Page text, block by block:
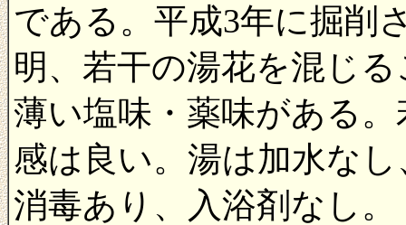
である。平成3年に掘削
明、若干の湯花を混じ
薄い塩味・薬味がある
感は良い。湯は加水な
消毒あり、入浴剤なし。